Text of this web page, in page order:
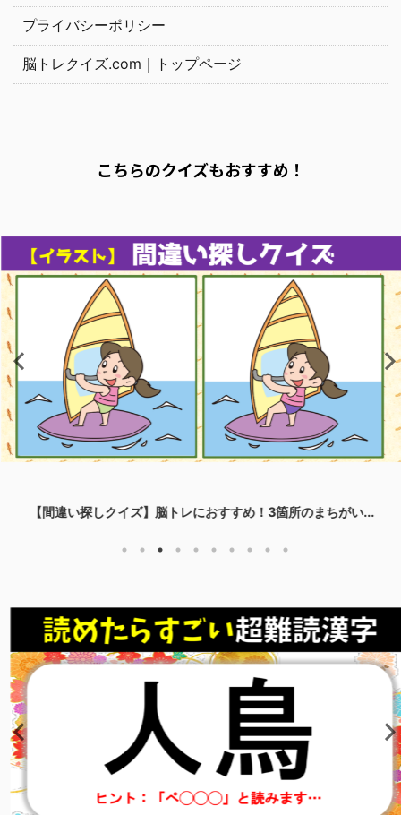
プライバシーポリシー
脳トレクイズ.com｜トップページ
こちらのクイズもおすすめ！
【間違い探しクイズ】脳トレにおすすめ！3箇所のまちがい...